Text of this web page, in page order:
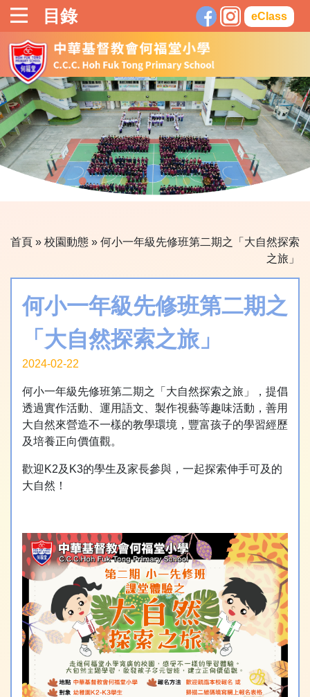
目錄 eClass
首頁 » 校園動態 » 何小一年級先修班第二期之「大自然探索
之旅」
何小一年級先修班第二期之
「大自然探索之旅」
2024-02-22
何小一年級先修班第二期之「大自然探索之旅」，提倡
透過實作活動、運用語文、製作視藝等趣味活動，善用
大自然來營造不一樣的教學環境，豐富孩子的學習經歷
及培養正向價值觀。
歡迎K2及K3的學生及家長參與，一起探索伸手可及的
大自然！